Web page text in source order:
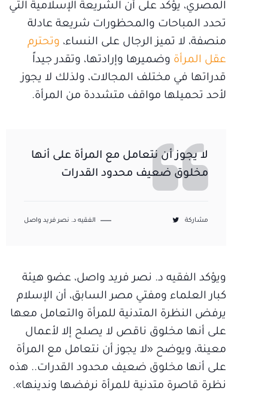
المصري، يؤكد على أن الشريعة الإسلامية التي
تحدد المباحات والمحظورات شريعة عادلة
منصفة، لا تميز الرجال على النساء، وتحترم
عقل المرأة وضميرها وإرادتها، وتقدر جيداً
قدراتها في مختلف المجالات، ولذلك لا يجوز
لأحد تحميلها مواقف متشددة من المرأة.
لا يجوز أن نتعامل مع المرأة على أنها
مخلوق ضعيف محدود القدرات
مشاركة الفقيه د. نصر فريد واصل
ويؤكد الفقيه د. نصر فريد واصل، عضو هيئة
كبار العلماء ومفتي مصر السابق، أن الإسلام
يرفض النظرة المتدنية للمرأة والتعامل معها
على أنها مخلوق ناقص لا يصلح إلا لأعمال
معينة، ويوضح «لا يجوز أن نتعامل مع المرأة
على أنها مخلوق ضعيف محدود القدرات.. هذه
نظرة قاصرة متدنية للمرأة نرفضها وندينها».